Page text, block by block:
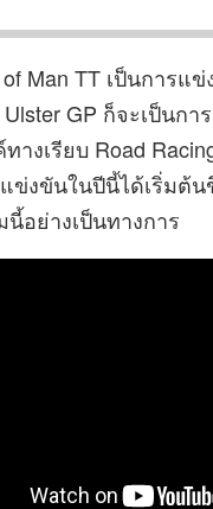
Man TT เป็นการแ
GP ก็จะเป็นกา
างเรียบ Road
ข่งขันในปีนี้ได้เริ่มต้
อย่างเป็นทางการ